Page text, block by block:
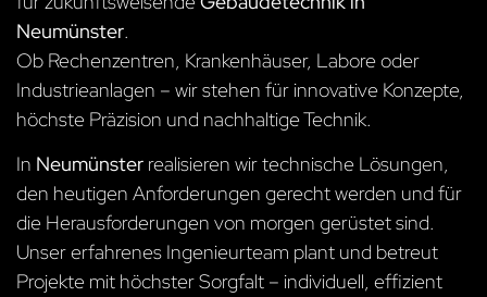
Neumünster.
Ob Rechenzentren, Krankenhäuser, Labore oder
Industrieanlagen – wir stehen für innovative Konzepte,
höchste Präzision und nachhaltige Technik.
In Neumünster realisieren wir technische Lösungen,
den heutigen Anforderungen gerecht werden und für
die Herausforderungen von morgen gerüstet sind.
Unser erfahrenes Ingenieurteam plant und betreut
Projekte mit höchster Sorgfalt – individuell, effizient